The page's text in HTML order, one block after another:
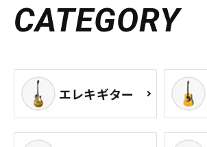
CATEGORY
エレキギター